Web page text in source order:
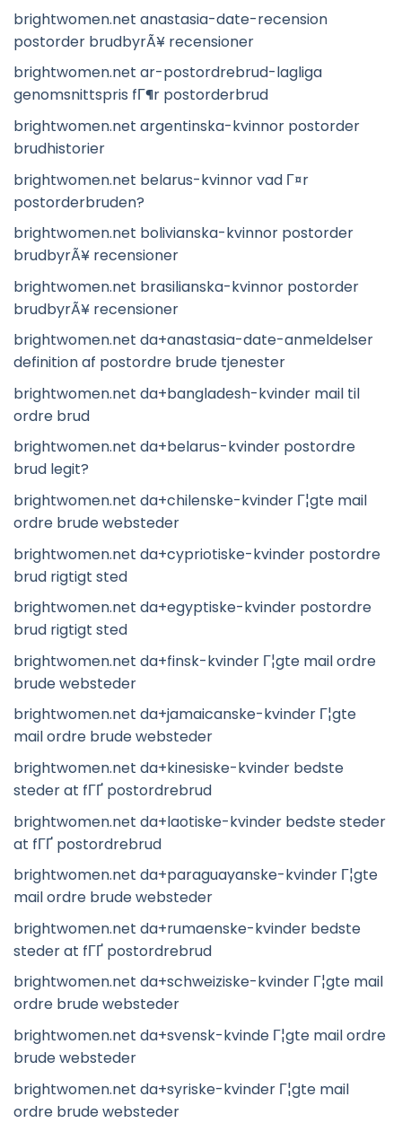
brightwomen.net anastasia-date-recension
postorder brudbyrÃ¥ recensioner
brightwomen.net ar-postordrebrud-lagliga
genomsnittspris fГ¶r postorderbrud
brightwomen.net argentinska-kvinnor postorder
brudhistorier
brightwomen.net belarus-kvinnor vad Г¤r
postorderbruden?
brightwomen.net bolivianska-kvinnor postorder
brudbyrÃ¥ recensioner
brightwomen.net brasilianska-kvinnor postorder
brudbyrÃ¥ recensioner
brightwomen.net da+anastasia-date-anmeldelser
definition af postordre brude tjenester
brightwomen.net da+bangladesh-kvinder mail til
ordre brud
brightwomen.net da+belarus-kvinder postordre
brud legit?
brightwomen.net da+chilenske-kvinder Г¦gte mail
ordre brude websteder
brightwomen.net da+cypriotiske-kvinder postordre
brud rigtigt sted
brightwomen.net da+egyptiske-kvinder postordre
brud rigtigt sted
brightwomen.net da+finsk-kvinder Г¦gte mail ordre
brude websteder
brightwomen.net da+jamaicanske-kvinder Г¦gte
mail ordre brude websteder
brightwomen.net da+kinesiske-kvinder bedste
steder at fГҐ postordrebrud
brightwomen.net da+laotiske-kvinder bedste steder
at fГҐ postordrebrud
brightwomen.net da+paraguayanske-kvinder Г¦gte
mail ordre brude websteder
brightwomen.net da+rumaenske-kvinder bedste
steder at fГҐ postordrebrud
brightwomen.net da+schweiziske-kvinder Г¦gte mail
ordre brude websteder
brightwomen.net da+svensk-kvinde Г¦gte mail ordre
brude websteder
brightwomen.net da+syriske-kvinder Г¦gte mail
ordre brude websteder